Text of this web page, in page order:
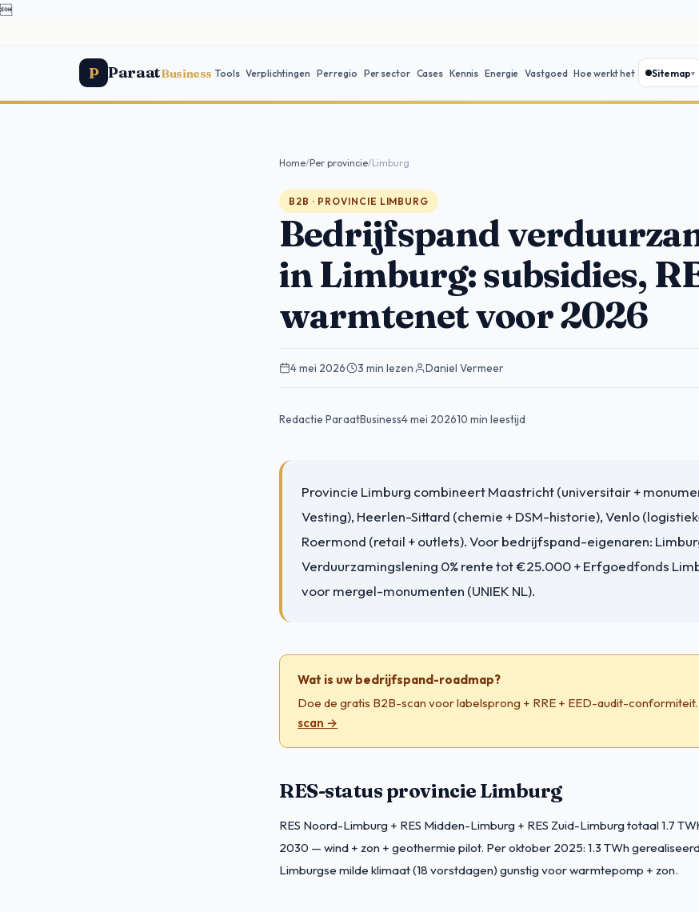

P ParaatBusiness Tools Verplichtingen Per regio Per sector Cases Kennis Energie Vastgoed Hoe werkt het Sitemap
Home/Per provincie/Limburg
B2B · PROVINCIE LIMBURG
Bedrijfspand
in Limburg: subsidies,
warmtenet voor 2026
4 mei 2026· 3 min lezen· Daniel Vermeer
Redactie ParaatBusiness4 mei 202610 min leestijd
Provincie Limburg combineert Maastricht (universitair +
Vesting), Heerlen-Sittard (chemie + DSM-historie), Venlo
Roermond (retail + outlets). Voor bedrijfspand-eigenaren:
Verduurzamingslening 0% rente tot €25.000 + Erfgoedfonds
voor mergel-monumenten (UNIEK NL).
Wat is uw bedrijfspand-roadmap?
Doe de gratis B2B-scan voor labelsprong + RRE + EED-audit-
scan →
RES-status provincie Limburg
RES Noord-Limburg + RES Midden-Limburg + RES Zuid-Limburg totaal 1.7
2030 — wind + zon + geothermie pilot. Per oktober 2025: 1.3 TWh
Limburgse milde klimaat (18 vorstdagen) gunstig voor warmtepomp + zon.